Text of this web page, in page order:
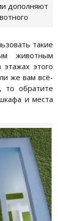
дополняют
такие
животным
этажах этого
же вам всё-
то обратите
и места